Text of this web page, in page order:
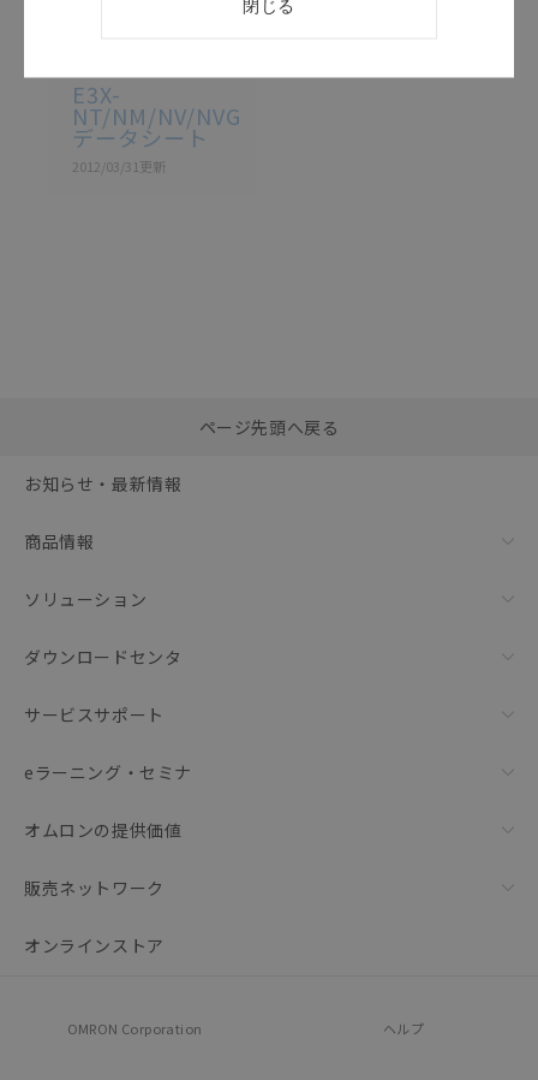
E3X-NT / NM / NV /
E3X-
NT/NM/NV/NVG
データシート
2012/03/31更新
括ダウンロード
ページ先頭へ戻る
お知らせ・最新情報
商品情報
ソリューション
ダウンロードセンタ
サービスサポート
eラーニング・セミナ
オムロンの提供価値
販売ネットワーク
オンラインストア
OMRON Corporation ヘルプ
閉じる